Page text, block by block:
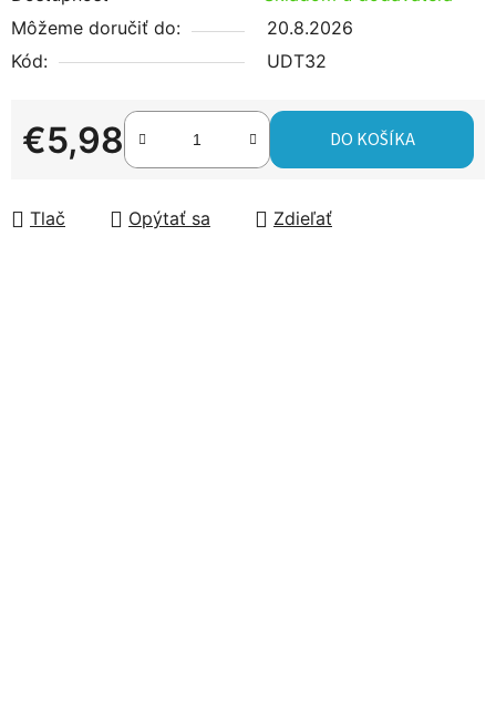
Môžeme doručiť do:
20.8.2026
Kód:
UDT32
€5,98
Jednotková cena:
DO KOŠÍKA
Tlač Opýtať sa Zdieľať